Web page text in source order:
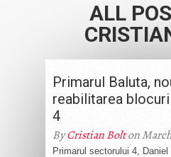
ALL
Primarul Baluta,
reabilitarea
4
ByCristian Bolton
Primarul sectorului 4,